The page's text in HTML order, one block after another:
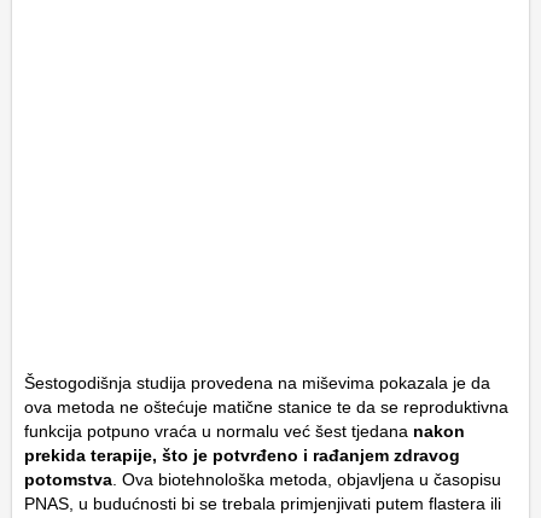
Šestogodišnja studija provedena na miševima pokazala je da
ova metoda ne oštećuje matične stanice te da se reproduktivna
funkcija potpuno vraća u normalu već šest tjedana nakon
prekida terapije, što je potvrđeno i rađanjem zdravog
potomstva. Ova biotehnološka metoda, objavljena u časopisu
PNAS, u budućnosti bi se trebala primjenjivati putem flastera ili